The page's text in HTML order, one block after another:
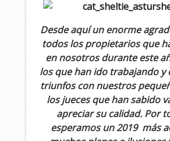
Desde aquí un enorme
todos los propietarios que
en nosotros durante este
los que han ido trabajando y
triunfos con nuestros
los jueces que han sabido
apreciar su calidad. Por
esperamos un 2019 más